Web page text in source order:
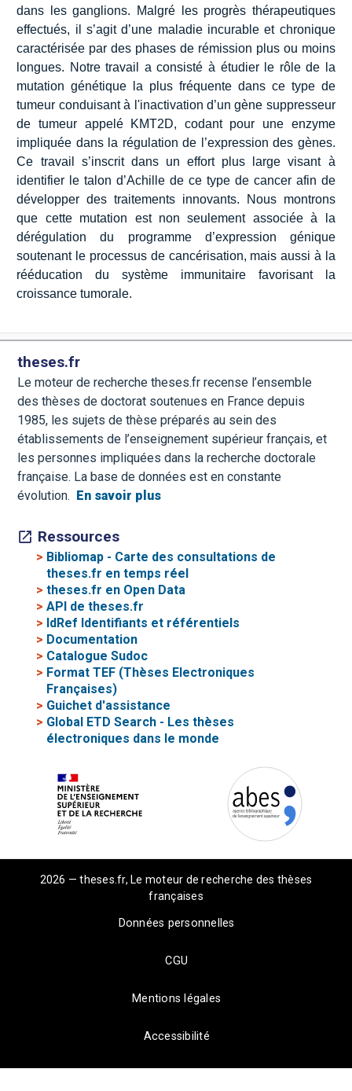
dans les ganglions. Malgré les progrès thérapeutiques
effectués, il s’agit d’une maladie incurable et chronique
caractérisée par des phases de rémission plus ou moins
longues. Notre travail a consisté à étudier le rôle de la
mutation génétique la plus fréquente dans ce type de
tumeur conduisant à l'inactivation d’un gène suppresseur
de tumeur appelé KMT2D, codant pour une enzyme
impliquée dans la régulation de l’expression des gènes.
Ce travail s’inscrit dans un effort plus large visant à
identifier le talon d’Achille de ce type de cancer afin de
développer des traitements innovants. Nous montrons
que cette mutation est non seulement associée à la
dérégulation du programme d’expression génique
soutenant le processus de cancérisation, mais aussi à la
rééducation du système immunitaire favorisant la
croissance tumorale.
theses.fr
Le moteur de recherche theses.fr recense l’ensemble
des thèses de doctorat soutenues en France depuis
1985, les sujets de thèse préparés au sein des
établissements de l’enseignement supérieur français, et
les personnes impliquées dans la recherche doctorale
française. La base de données est en constante
évolution.
En savoir plus
Ressources
> Bibliomap - Carte des consultations de
theses.fr en temps réel
>theses.fr en Open Data
>API de theses.fr
> IdRef Identifiants et référentiels
> Documentation
> Catalogue Sudoc
> Format TEF (Thèses Electroniques
Françaises)
> Guichet d'assistance
> Global ETD Search - Les thèses
électroniques dans le monde
2026 — theses.fr, Le moteur de recherche des thèses
françaises
Données personnelles
CGU
Mentions légales
Accessibilité